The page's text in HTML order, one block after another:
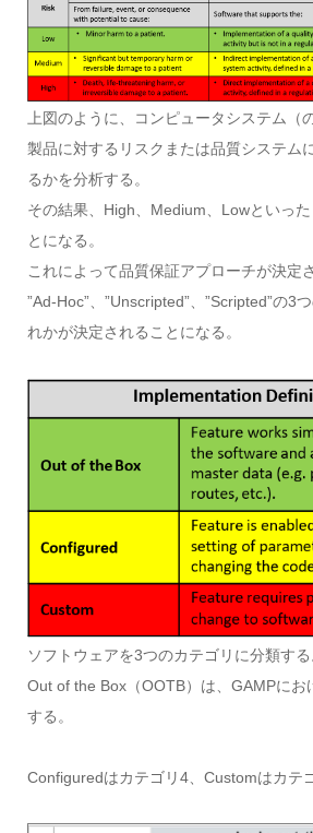
上図のように、コンピュータシステム（
製品に対するリスクまたは品質システム
るかを分析する。
その結果、High、Medium、Lowといっ
とになる。
これによって品質保証アプローチが決定
”Ad-Hoc”、”Unscripted”、”Scripted”の3
れかが決定されることになる。
ソフトウェアを3つのカテゴリに分類する
Out of the Box（OOTB）は、GAMPにお
する。
Configuredはカテゴリ4、Customはカテ